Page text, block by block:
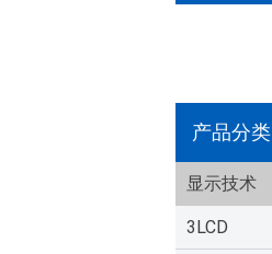
产品分类
显示技术
3LCD